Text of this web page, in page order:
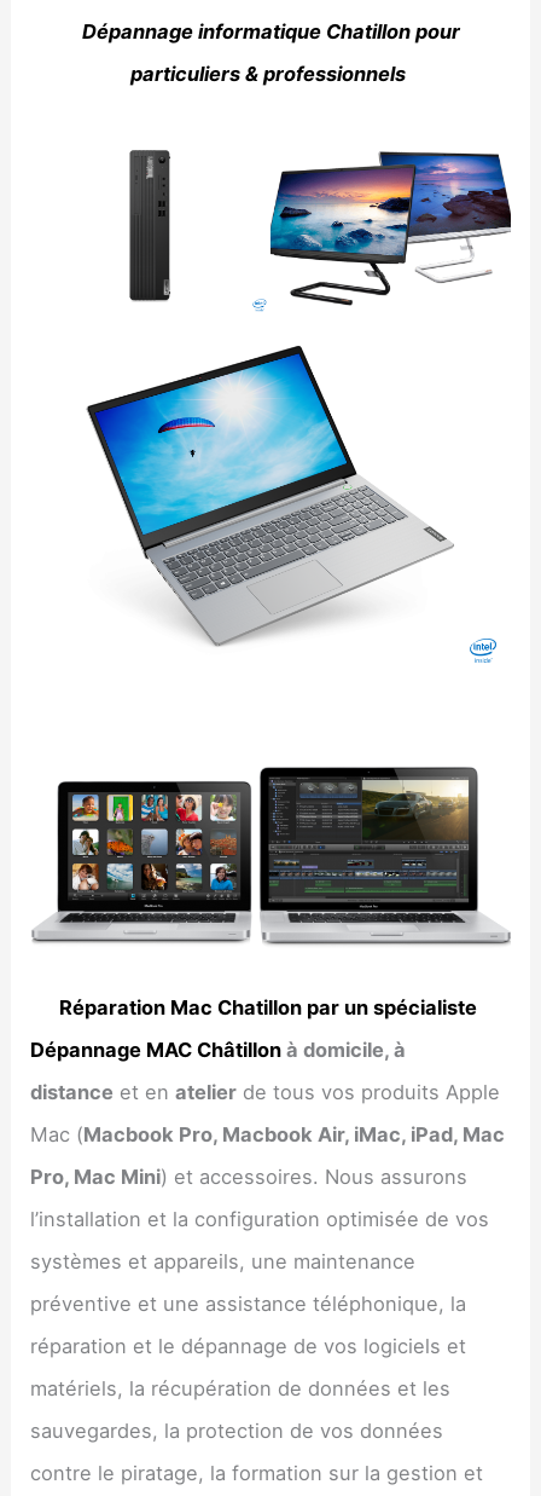
Dépannage informatique Chatillon pour
particuliers & professionnels
Réparation Mac Chatillon par un spécialiste
Dépannage MAC Châtillon à domicile, à
distance et enatelier de tous vos produits Apple
Mac (Macbook Pro, Macbook Air, iMac, iPad, Mac
Pro, Mac Mini) et accessoires. Nous assurons
l’installation et la configuration optimisée de vos
systèmes et appareils, une maintenance
préventive et une assistance téléphonique, la
réparation et le dépannage de vos logiciels et
matériels, la récupération de données et les
sauvegardes, la protection de vos données
contre le piratage, la formation sur la gestion et